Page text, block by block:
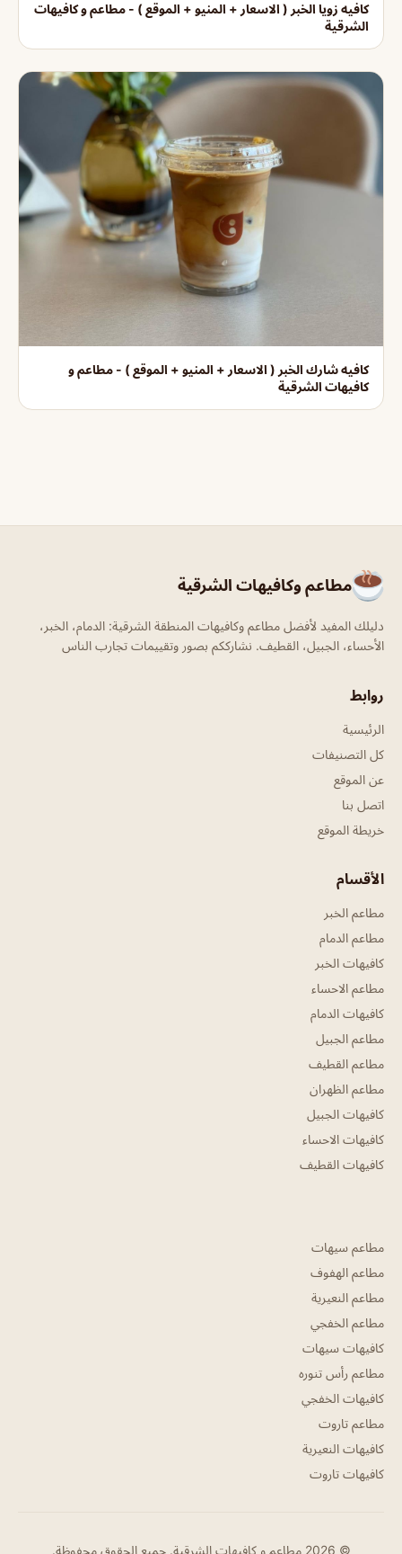
كافيه زويا الخبر ( الاسعار + المنيو + الموقع ) - مطاعم و كافيهات
الشرقية
كافيه شارك الخبر ( الاسعار + المنيو + الموقع ) - مطاعم و
كافيهات الشرقية
مطاعم وكافيهات الشرقية
دليلك المفيد لأفضل مطاعم وكافيهات المنطقة الشرقية: الدمام، الخبر،
الأحساء، الجبيل، القطيف. نشارككم بصور وتقييمات تجارب الناس
روابط
الرئيسية
كل التصنيفات
عن الموقع
اتصل بنا
خريطة الموقع
الأقسام
مطاعم الخبر
مطاعم الدمام
كافيهات الخبر
مطاعم الاحساء
كافيهات الدمام
مطاعم الجبيل
مطاعم القطيف
مطاعم الظهران
كافيهات الجبيل
كافيهات الاحساء
كافيهات القطيف
مطاعم سيهات
مطاعم الهفوف
مطاعم النعيرية
مطاعم الخفجي
كافيهات سيهات
مطاعم رأس تنوره
كافيهات الخفجي
مطاعم تاروت
كافيهات النعيرية
كافيهات تاروت
© 2026 مطاعم و كافيهات الشرقية. جميع الحقوق محفوظة.